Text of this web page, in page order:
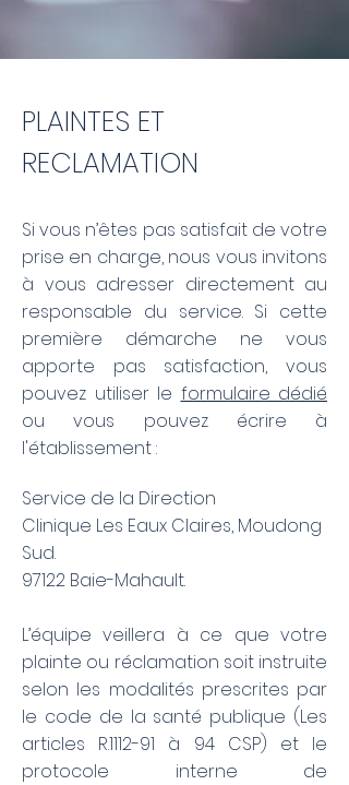
PLAINTES ET
RECLAMATION
Si vous n’êtes pas satisfait de votre
prise en charge, nous vous invitons
à vous adresser directement au
responsable du service. Si cette
première démarche ne vous
apporte pas satisfaction, vous
pouvez utiliser le formulaire dédié
ou vous pouvez écrire à
l'établissement :
Service de la Direction
Clinique Les Eaux Claires, Moudong
Sud.
97122 Baie-Mahault.
L’équipe veillera à ce que votre
plainte ou réclamation soit instruite
selon les modalités prescrites par
le code de la santé publique (Les
articles R.1112-91 à 94 CSP) et le
protocole interne de